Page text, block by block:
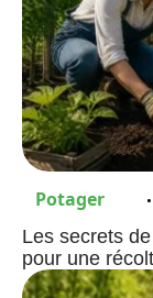
Potager
Les secrets
pour une